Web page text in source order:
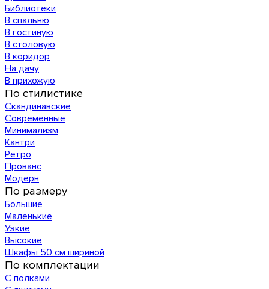
Библиотеки
В спальню
В гостиную
В столовую
В коридор
На дачу
В прихожую
По стилистике
Скандинавские
Современные
Минимализм
Кантри
Ретро
Прованс
Модерн
По размеру
Большие
Маленькие
Узкие
Высокие
Шкафы 50 см шириной
По комплектации
С полками